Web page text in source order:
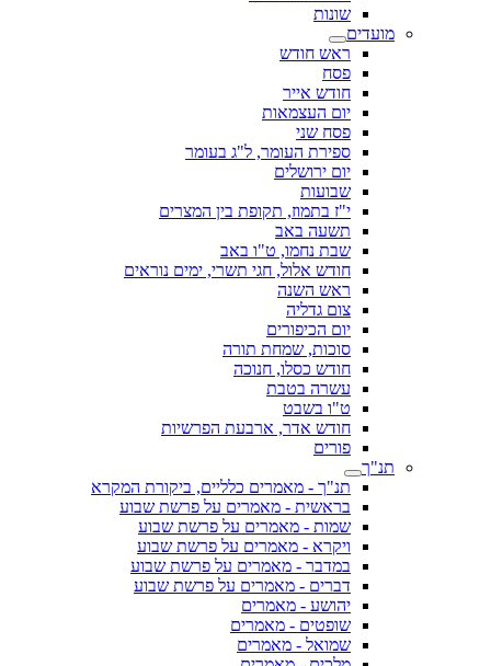
שונות
מועדים
ראש חודש
פסח
חודש אייר
יום העצמאות
פסח שני
ספירת העומר, ל"ג בעומר
יום ירושלים
שבועות
י"ז בתמוז, תקופת בין המצרים
תשעה באב
שבת נחמו, ט"ו באב
חודש אלול, חגי תשרי, ימים נוראים
ראש השנה
צום גדליה
יום הכיפורים
סוכות, שמחת תורה
חודש כסלו, חנוכה
עשרה בטבת
ט"ו בשבט
חודש אדר, ארבעת הפרשיות
פורים
תנ"ך
תנ"ך - מאמרים כלליים, ביקורת המקרא
בראשית - מאמרים על פרשת שבוע
שמות - מאמרים על פרשת שבוע
ויקרא - מאמרים על פרשת שבוע
במדבר - מאמרים על פרשת שבוע
דברים - מאמרים על פרשת שבוע
יהושע - מאמרים
שופטים - מאמרים
שמואל - מאמרים